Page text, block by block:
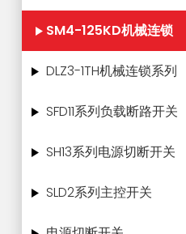
SM4-125KD机械连锁
DLZ3-1TH机械连锁系列
SFD11系列负载断路开关
SH13系列电源切断开关
SLD2系列主控开关